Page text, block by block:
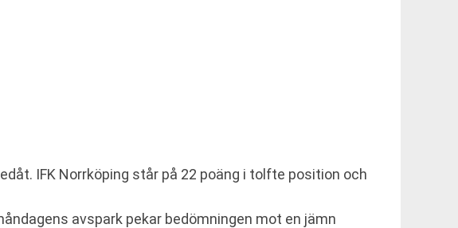
IFK Norrköping står på 22 poäng i tolfte position och
avspark pekar bedömningen mot en jämn